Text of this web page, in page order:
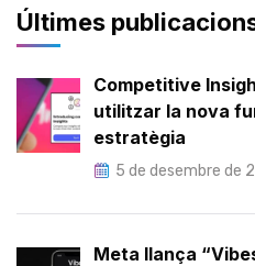
Últimes
Competitive
utilitzar la nova
estratègia
5 de desembre de
Meta llança